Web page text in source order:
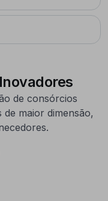
de consórcios
maior dimensão,